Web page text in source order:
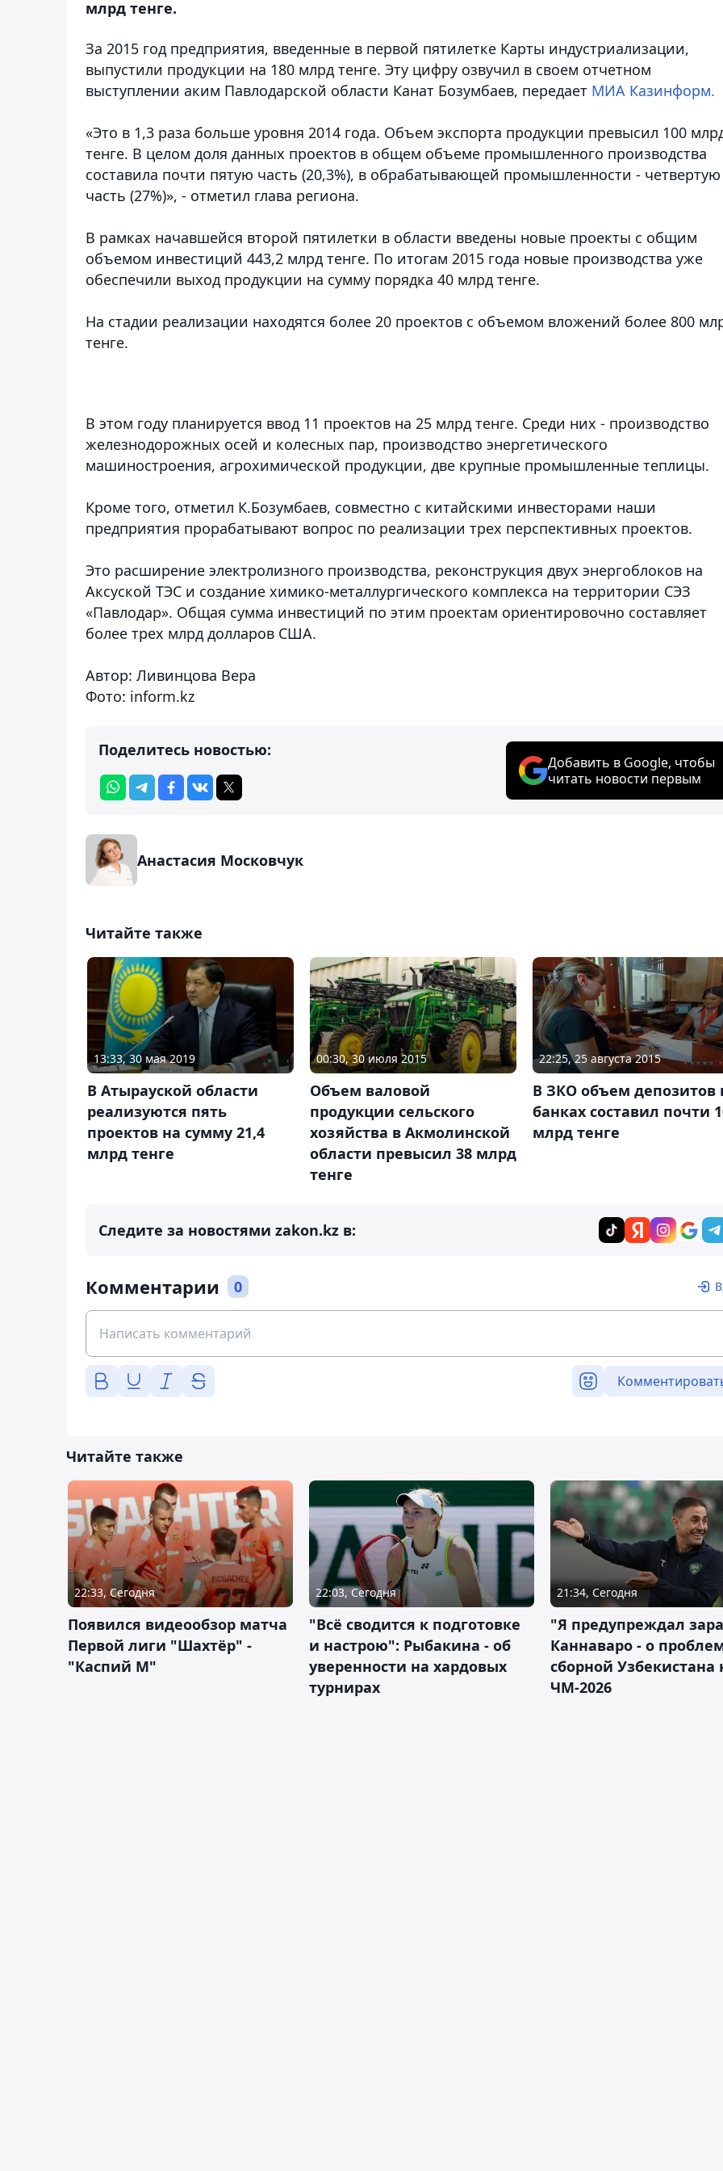
млрд тенге.
За 2015 год предприятия, введенные в первой пятилетке Карты индустриализации,
выпустили продукции на 180 млрд тенге. Эту цифру озвучил в своем отчетном
выступлении аким Павлодарской области Канат Бозумбаев, передает МИА Казинформ.
«Это в 1,3 раза больше уровня 2014 года. Объем экспорта продукции превысил 100
тенге. В целом доля данных проектов в общем объеме промышленного производства
составила почти пятую часть (20,3%), в обрабатывающей промышленности - четвертую
часть (27%)», - отметил глава региона.
В рамках начавшейся второй пятилетки в области введены новые проекты с общим
объемом инвестиций 443,2 млрд тенге. По итогам 2015 года новые производства уже
обеспечили выход продукции на сумму порядка 40 млрд тенге.
На стадии реализации находятся более 20 проектов с объемом вложений более 800
тенге.
В этом году планируется ввод 11 проектов на 25 млрд тенге. Среди них - производство
железнодорожных осей и колесных пар, производство энергетического
машиностроения, агрохимической продукции, две крупные промышленные теплицы.
Кроме того, отметил К.Бозумбаев, совместно с китайскими инвесторами наши
предприятия прорабатывают вопрос по реализации трех перспективных проектов.
Это расширение электролизного производства, реконструкция двух энергоблоков на
Аксуской ТЭС и создание химико-металлургического комплекса на территории СЭЗ
«Павлодар». Общая сумма инвестиций по этим проектам ориентировочно составляет
более трех млрд долларов США.
Автор: Ливинцова Вера
Фото: inform.kz
Поделитесь новостью:
Добавить в Google, чтобы
читать новости первым
Анастасия Московчук
Читайте также
13:33, 30 мая 2019
В Атырауской области
реализуются пять
проектов на сумму 21,4
млрд тенге
00:30, 30 июля 2015
Объем валовой
продукции сельского
хозяйства в Акмолинской
области превысил 38 млрд
тенге
22:25, 25 августа 2015
В ЗКО объем депозитов
банках составил почти
млрд тенге
Следите за новостями zakon.kz в:
Комментарии 0
Читайте также
22:33, Сегодня
Появился видеообзор матча
Первой лиги "Шахтёр" -
"Каспий М"
22:03, Сегодня
"Всё сводится к подготовке
и настрою": Рыбакина - об
уверенности на хардовых
турнирах
21:34, Сегодня
"Я предупреждал
Каннаваро - о
сборной Узбекистана
ЧМ-2026